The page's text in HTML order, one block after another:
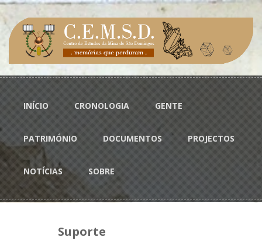
Passar para o conteúdo principal
Menu principal
INÍCIO CRONOLOGIA GENTE
PATRIMÓNIO DOCUMENTOS PROJECTOS
NOTÍCIAS SOBRE
Suporte